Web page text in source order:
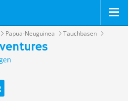
Papua-Neuguinea Tauchbasen